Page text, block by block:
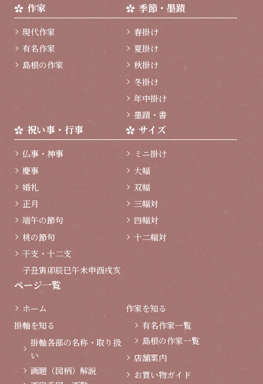
作家
現代作家
有名作家
島根の作家
季節・墨蹟
春掛け
夏掛け
秋掛け
冬掛け
年中掛け
墨蹟・書
祝い事・行事
仏事・神事
慶事
婚礼
正月
端午の節句
桃の節句
干支・十二支
子丑寅卯辰巳午未申酉戌亥
サイズ
ミニ掛け
大幅
双幅
三幅対
四幅対
十二幅対
ページ一覧
ホーム
掛軸を知る
掛軸各部の名称・取り扱
い
画題（図柄）解説
作家を知る
有名作家一覧
島根の作家一覧
店舗案内
お買い物ガイド